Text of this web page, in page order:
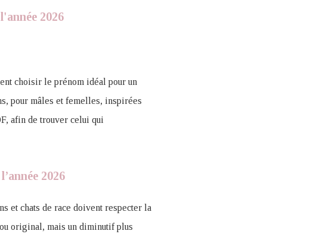
2026
choisir le prénom idéal pour un
pour mâles et femelles, inspirées
afin de trouver celui qui
2026
et chats de race doivent respecter la
original, mais un diminutif plus